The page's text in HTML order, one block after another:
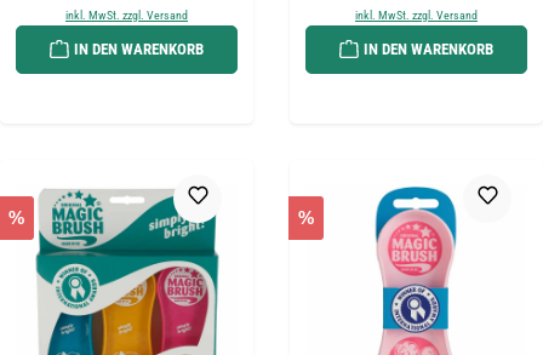
inkl. MwSt. zzgl. Versand
IN DEN WARENKORB
inkl. MwSt. zzgl. Versand
IN DEN WARENKORB
% %